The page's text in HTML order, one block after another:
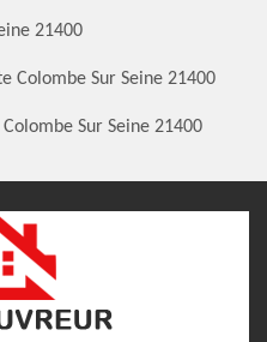
21400
Colombe Sur Seine 21400
Sur Seine 21400